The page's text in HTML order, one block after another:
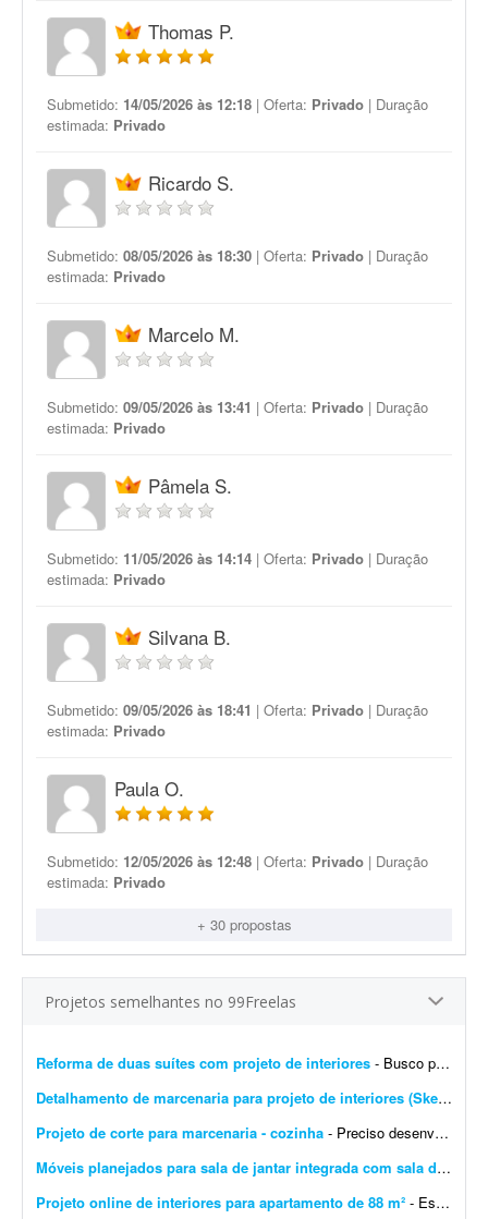
Thomas P.
Submetido: 14/05/2026 às 12:18 | Oferta: Privado | Duração
estimada: Privado
Ricardo S.
Submetido: 08/05/2026 às 18:30 | Oferta: Privado | Duração
estimada: Privado
Marcelo M.
Submetido: 09/05/2026 às 13:41 | Oferta: Privado | Duração
estimada: Privado
Pâmela S.
Submetido: 11/05/2026 às 14:14 | Oferta: Privado | Duração
estimada: Privado
Silvana B.
Submetido: 09/05/2026 às 18:41 | Oferta: Privado | Duração
estimada: Privado
Paula O.
Submetido: 12/05/2026 às 12:48 | Oferta: Privado | Duração
estimada: Privado
+ 30 propostas
Projetos semelhantes no 99Freelas
Reforma de duas suítes com projeto de interiores - Busco profissional de arquitetura ou design de interiores para elaborar o projeto executivo completo da reforma de duas suítes e do ambiente integrado de estar e jantar, com dimensões...
Detalhamento de marcenaria para projeto de interiores (SketchUp)
Projeto de corte para marcenaria - cozinha - Preciso desenvolver o projeto de móveis da minha casa. Espero que o profissional proponha soluções baseadas nas medidas do ambiente e gere um projeto de corte compatível...
Móveis planejados para sala de jantar integrada com sala de TV
Projeto online de interiores para apartamento de 88 m² - Estou em busca de um(a) designer de interiores ou arquiteto(a) para me auxiliar em um projeto online de atualização do meu apartamento. O imóvel tem 88 m² e já est...